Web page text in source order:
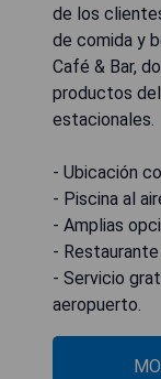
de los
de comida y
Café & Bar,
productos
estacionales.
- Ubicación
- Piscina al
- Amplias
-
- Servicio
aeropuerto.